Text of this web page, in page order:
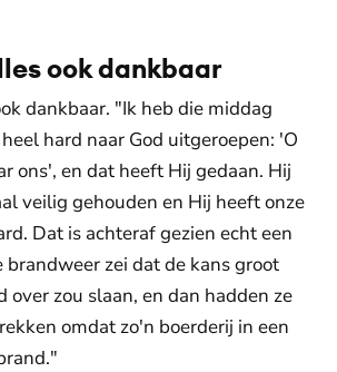
ook dankbaar
dankbaar. "Ik heb die middag
hard naar God uitgeroepen: 'O
ons', en dat heeft Hij gedaan. Hij
veilig gehouden en Hij heeft onze
Dat is achteraf gezien echt een
zei dat de kans groot
over zou slaan, en dan hadden ze
omdat zo'n boerderij in een